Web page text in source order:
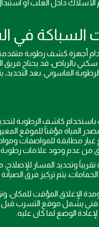
داخل العلب أو
أجهزة كشف رطوبة
بالرياض، قد يحتاج فريق
الماسوني. بعد التحديد،
كاشف الرطوبة
المياه مؤقتاً للموقع
مطابقة للمواصفات
من عدم وجود علامات
20 دقيقة تقريباً وتحديد المسار
يتم تركيز فرق
الإغلاق المؤقت
فني يشمل موقع التسرب
الوضع لما كان عليه.